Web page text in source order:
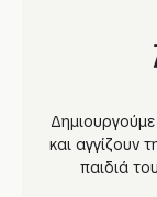
και αγγίζουν
παιδιά